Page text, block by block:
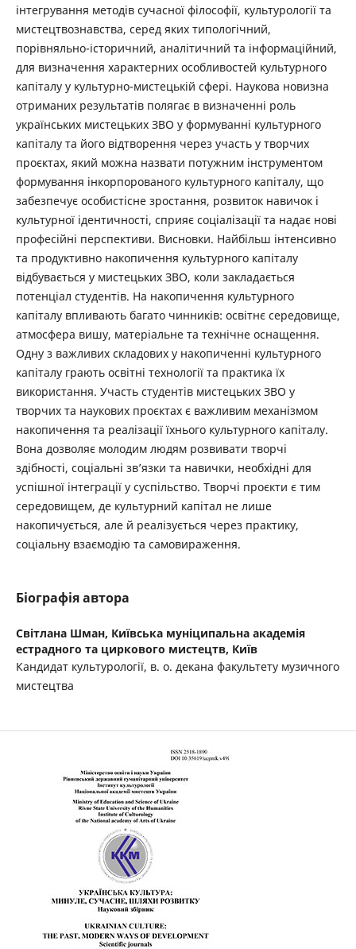
інтегрування методів сучасної філософії, культурології та
мистецтвознавства, серед яких типологічний,
порівняльно-історичний, аналітичний та інформаційний,
для визначення характерних особливостей культурного
капіталу у культурно-мистецькій сфері. Наукова новизна
отриманих результатів полягає в визначенні роль
українських мистецьких ЗВО у формуванні культурного
капіталу та його відтворення через участь у творчих
проєктах, який можна назвати потужним інструментом
формування інкорпорованого культурного капіталу, що
забезпечує особистісне зростання, розвиток навичок і
культурної ідентичності, сприяє соціалізації та надає нові
професійні перспективи. Висновки. Найбільш інтенсивно
та продуктивно накопичення культурного капіталу
відбувається у мистецьких ЗВО, коли закладається
потенціал студентів. На накопичення культурного
капіталу впливають багато чинників: освітнє середовище,
атмосфера вишу, матеріальне та технічне оснащення.
Одну з важливих складових у накопиченні культурного
капіталу грають освітні технології та практика їх
використання. Участь студентів мистецьких ЗВО у
творчих та наукових проєктах є важливим механізмом
накопичення та реалізації їхнього культурного капіталу.
Вона дозволяє молодим людям розвивати творчі
здібності, соціальні зв’язки та навички, необхідні для
успішної інтеграції у суспільство. Творчі проєкти є тим
середовищем, де культурний капітал не лише
накопичується, але й реалізується через практику,
соціальну взаємодію та самовираження.
Біографія автора
Світлана Шман, Київська муніципальна академія
естрадного та циркового мистецтв, Київ
Кандидат культурології, в. о. декана факультету музичного
мистецтва